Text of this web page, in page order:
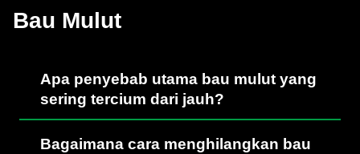
Bau Mulut
Apa penyebab utama bau mulut yang
sering tercium dari jauh?
Bagaimana cara menghilangkan bau